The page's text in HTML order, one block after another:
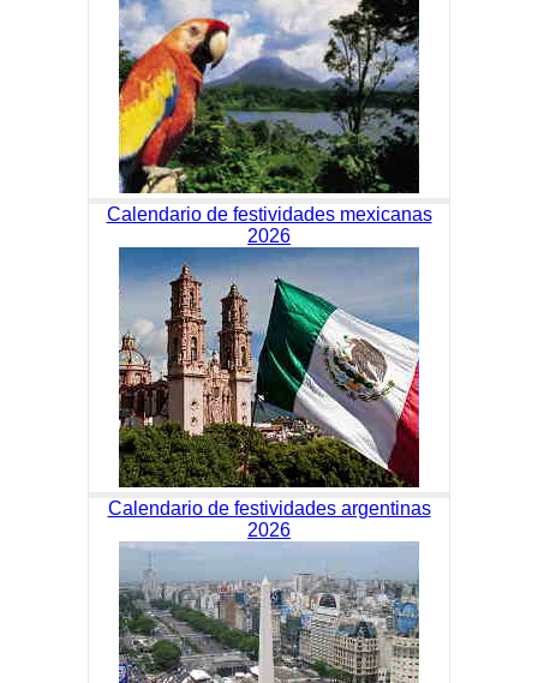
Calendario de festividades mexicanas
2026
Calendario de festividades argentinas
2026